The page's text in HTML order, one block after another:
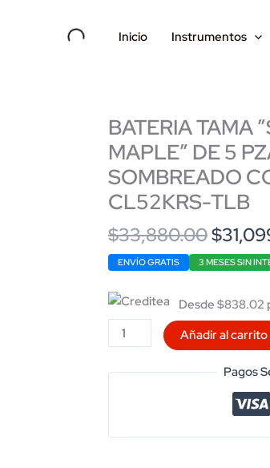
Inicio Instrumentos
BATERIA TAMA
MAPLE” DE 5
SOMBREADO
CL52KRS-TLB
$33,880.00
price
was:
$
ENVÍO GRATIS 3 MESES SIN
Desde $838.02
BATERIA
TAMA
Añadir al carrito
Pagos